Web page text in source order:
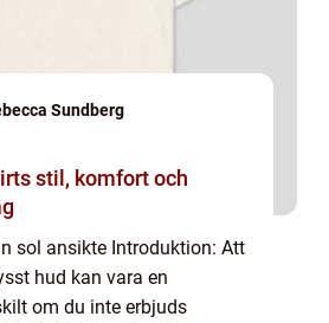
Sundberg
och
sol ansikte Introduktion: Att
hud kan vara en
om du inte erbjuds